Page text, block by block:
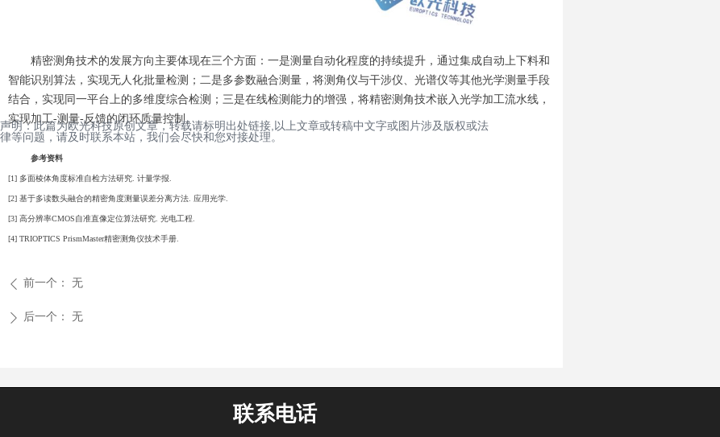
精密测角技术的发展方向主要体现在三个方面：一是测量自动化程度的持续提升，通过集成自动上下料和
智能识别算法，实现无人化批量检测；二是多参数融合测量，将测角仪与干涉仪、光谱仪等其他光学测量手段
结合，实现同一平台上的多维度综合检测；三是在线检测能力的增强，将精密测角技术嵌入光学加工流水线，
实现加工-测量-反馈的闭环质量控制。
参考资料
[1] 多面棱体角度标准自检方法研究. 计量学报.
[2] 基于多读数头融合的精密角度测量误差分离方法. 应用光学.
[3] 高分辨率CMOS自准直像定位算法研究. 光电工程.
[4] TRIOPTICS PrismMaster精密测角仪技术手册.
ꄴ 前一个： 无
ꄲ 后一个： 无
声明：此篇为欧光科技原创文章，转载请标明出处链接,以上文章或转稿中文字或图片涉及版权或法
律等问题，请及时联系本站，我们会尽快和您对接处理。
联系电话